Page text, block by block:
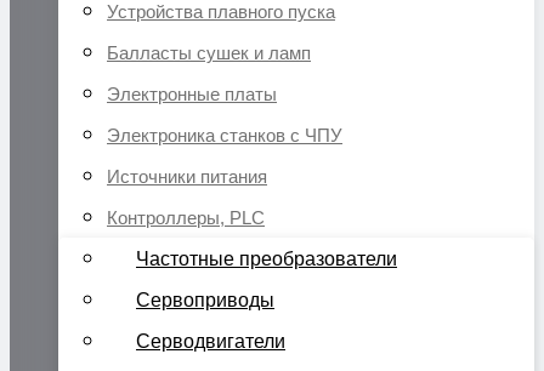
Устройства плавного пуска
Балласты сушек и ламп
Электронные платы
Электроника станков с ЧПУ
Источники питания
Контроллеры, PLC
Частотные преобразователи
Сервоприводы
Серводвигатели